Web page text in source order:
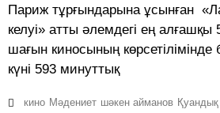
Париж тұрғындарына ұсынған
келуі» атты әлемдегі ең алғашқы
шағын киносының көрсетілімінде
күні 593 минуттық
кино Мәдениет шәкен айманов